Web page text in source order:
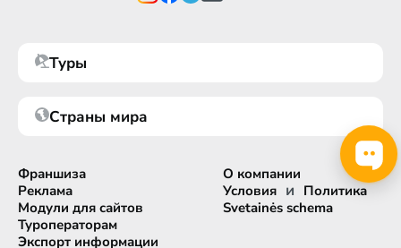
Туры
Страны мира
Франшиза
Реклама
Модули для сайтов
Туроператорам
Экспорт информации
О компании
Условия и Политика
Svetainės schema